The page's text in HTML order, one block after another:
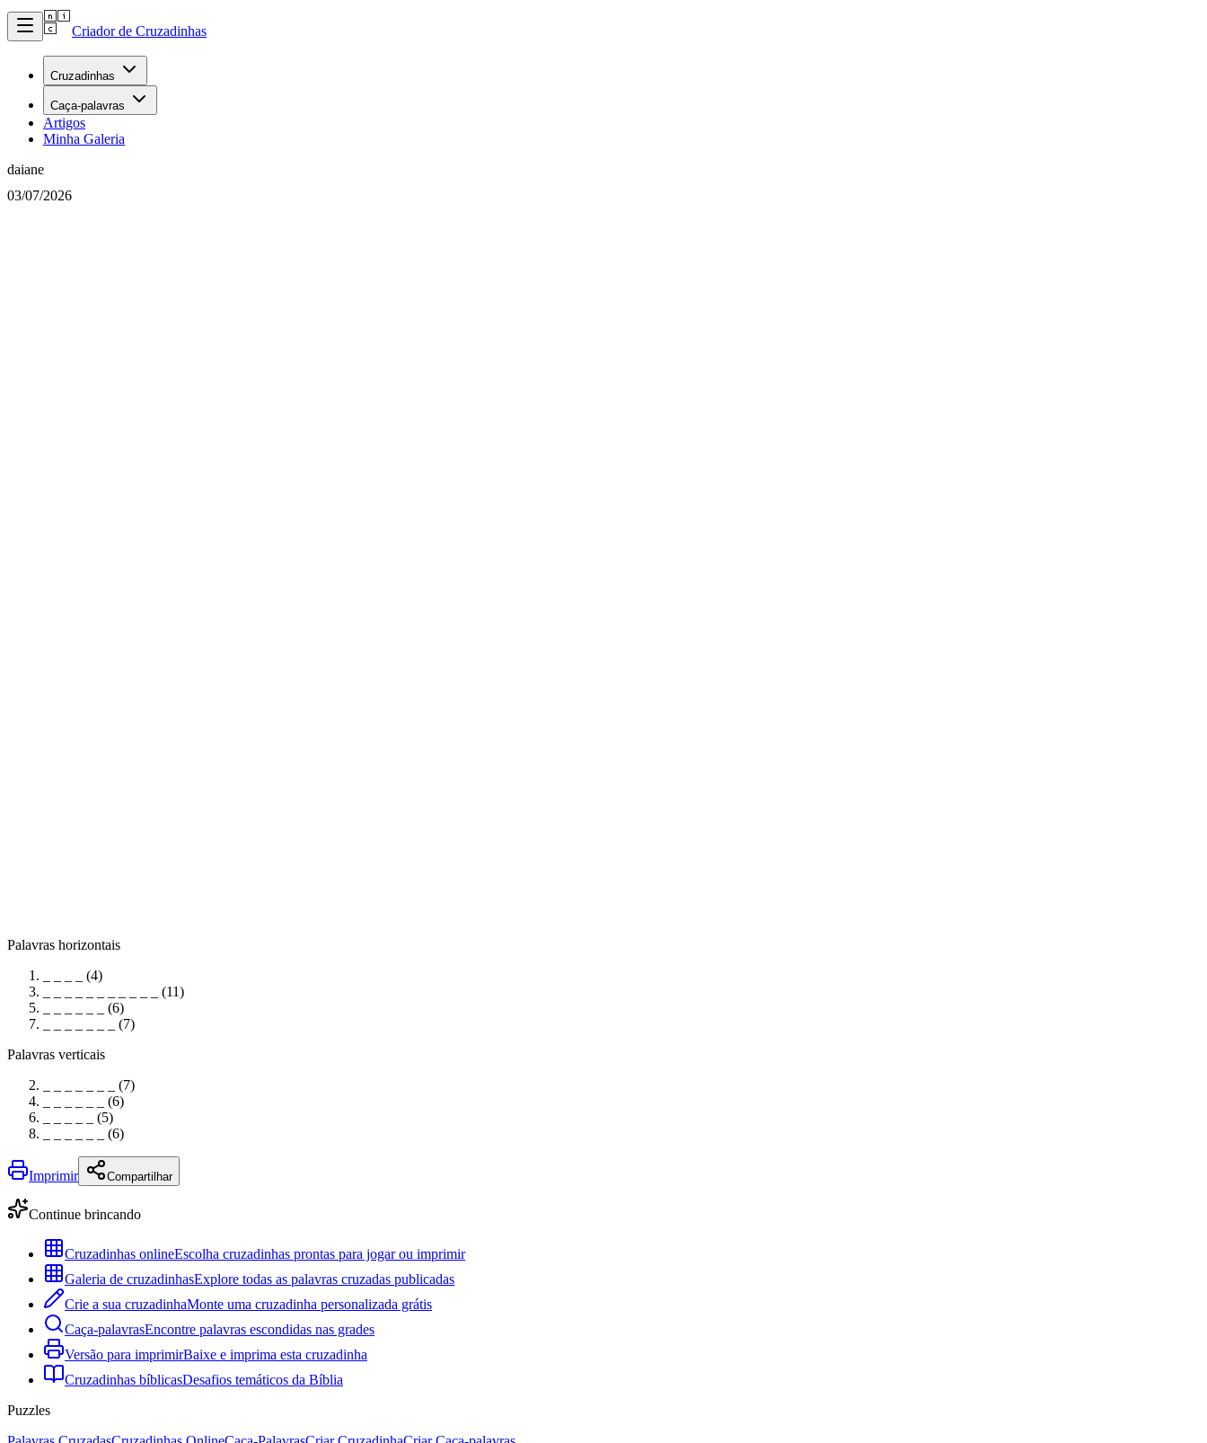
Criador de Cruzadinhas
Cruzadinhas
Caça-palavras
Artigos
Minha Galeria
daiane
03/07/2026
Palavras horizontais
_ _ _ _ (4)
_ _ _ _ _ _ _ _ _ _ _ (11)
_ _ _ _ _ _ (6)
_ _ _ _ _ _ _ (7)
Palavras verticais
_ _ _ _ _ _ _ (7)
_ _ _ _ _ _ (6)
_ _ _ _ _ (5)
_ _ _ _ _ _ (6)
Imprimir Compartilhar
Continue brincando
Cruzadinhas onlineEscolha cruzadinhas prontas para jogar ou imprimir
Galeria de cruzadinhasExplore todas as palavras cruzadas publicadas
Crie a sua cruzadinhaMonte uma cruzadinha personalizada grátis
Caça-palavrasEncontre palavras escondidas nas grades
Versão para imprimirBaixe e imprima esta cruzadinha
Cruzadinhas bíblicasDesafios temáticos da Bíblia
Puzzles